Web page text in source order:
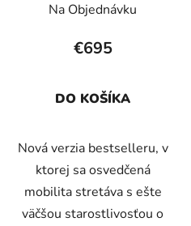
Na Objednávku
€695
DO KOŠÍKA
Nová verzia bestselleru, v
ktorej sa osvedčená
mobilita stretáva s ešte
väčšou starostlivosťou o